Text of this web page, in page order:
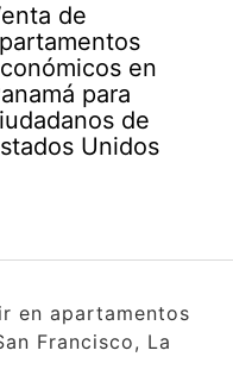
de
en
para
de
Unidos
en apartamentos
Francisco, La